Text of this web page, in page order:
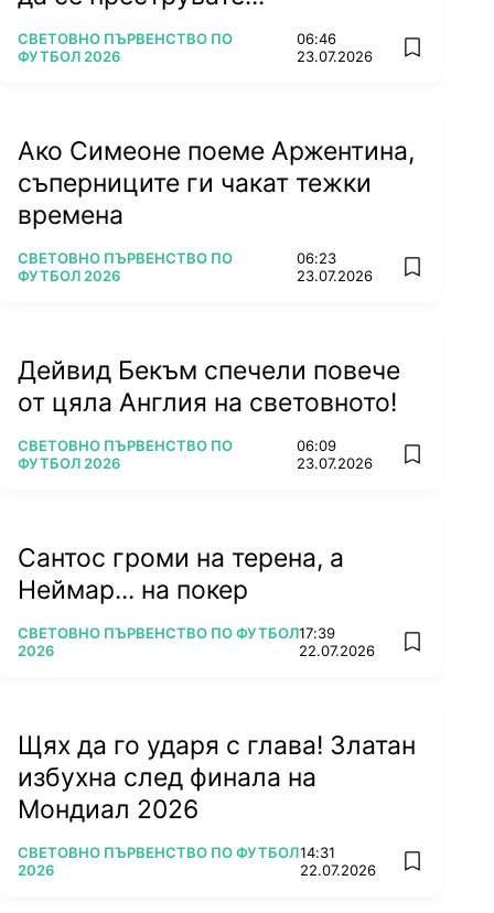
ПОВЕЧЕ ОТ
СВЕТОВНО ПЪРВЕНСТВО ПО
ФУТБОЛ 2026
06:46
23.07.2026
add
Ако Симеоне поеме Аржентина,
съперниците ги чакат тежки
времена
ПОВЕЧЕ ОТ
СВЕТОВНО ПЪРВЕНСТВО ПО
ФУТБОЛ 2026
06:23
23.07.2026
add
Дейвид Бекъм спечели повече
от цяла Англия на световното!
ПОВЕЧЕ ОТ
СВЕТОВНО ПЪРВЕНСТВО ПО
ФУТБОЛ 2026
06:09
23.07.2026
add
Сантос громи на терена, а
Неймар... на покер
ПОВЕЧЕ ОТ
СВЕТОВНО ПЪРВЕНСТВО ПО ФУТБОЛ
2026
17:39
22.07.2026
add
Щях да го ударя с глава! Златан
избухна след финала на
Мондиал 2026
ПОВЕЧЕ ОТ
СВЕТОВНО ПЪРВЕНСТВО ПО ФУТБОЛ
2026
14:31
22.07.2026
add